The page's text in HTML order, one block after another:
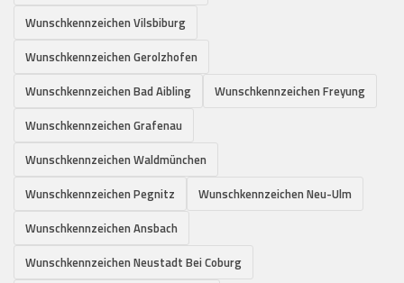
Wunschkennzeichen Vilsbiburg
Wunschkennzeichen Gerolzhofen
Wunschkennzeichen Bad Aibling
Wunschkennzeichen Freyung
Wunschkennzeichen Grafenau
Wunschkennzeichen Waldmünchen
Wunschkennzeichen Pegnitz
Wunschkennzeichen Neu-Ulm
Wunschkennzeichen Ansbach
Wunschkennzeichen Neustadt Bei Coburg